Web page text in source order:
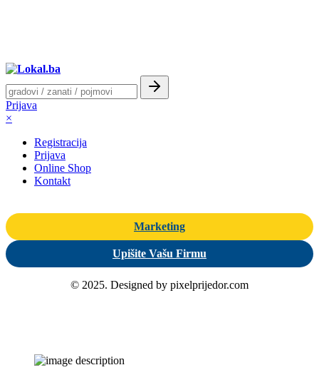
Prijava
×
Registracija
Prijava
Online Shop
Kontakt
Marketing
Upišite Vašu Firmu
© 2025. Designed by pixelprijedor.com